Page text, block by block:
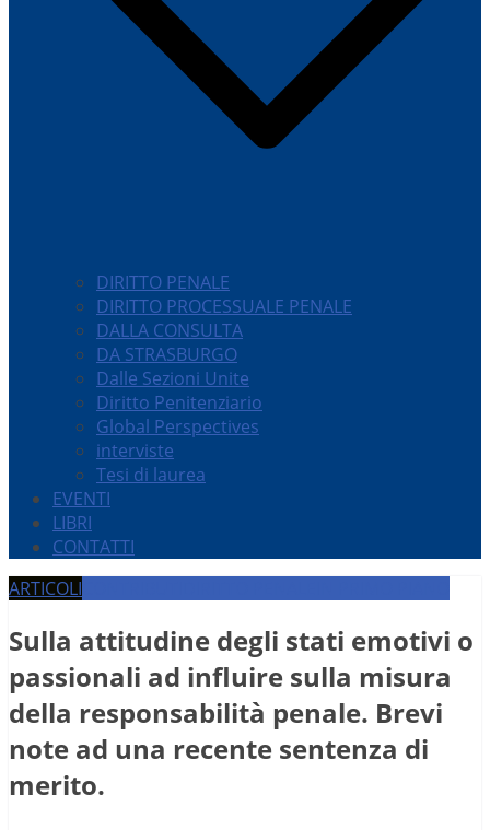
DIRITTO PENALE
DIRITTO PROCESSUALE PENALE
DALLA CONSULTA
DA STRASBURGO
Dalle Sezioni Unite
Diritto Penitenziario
Global Perspectives
interviste
Tesi di laurea
EVENTI
LIBRI
CONTATTI
ARTICOLI
Sulla attitudine degli stati emotivi o
passionali ad influire sulla misura
della responsabilità penale. Brevi
note ad una recente sentenza di
merito.